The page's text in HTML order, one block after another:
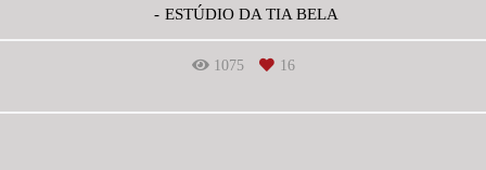
ESTÚDIO DA TIA BELA
1075 16